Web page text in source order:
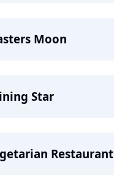
Moon
Star
Restaurant